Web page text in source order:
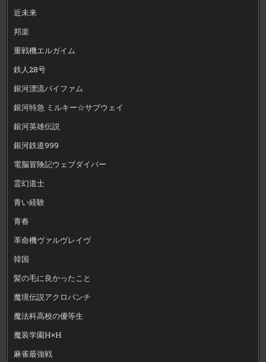
近未来
邦楽
重戦機エルガイム
鉄人28号
銀河漂流バイファム
銀河特急 ミルキー☆サブウェイ
銀河英雄伝説
銀河鉄道999
電脳冒険記ウェブダイバー
霊幻道士
青い経験
青春
革命機ヴァルヴレイヴ
韓国
髪の毛に良かったこと
魔境伝説アクロバンチ
魔法科高校の優等生
魔装学園H×H
麻雀最強戦